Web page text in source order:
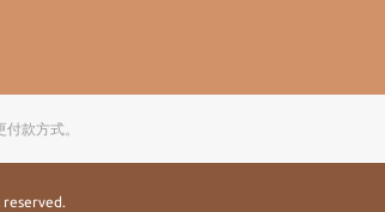
款方式。
reserved.